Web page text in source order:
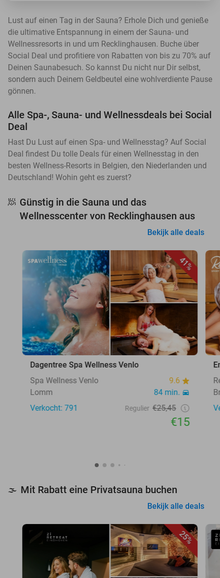
Lust auf einen Tag in der Sauna? Erhole Dich und genieße
die ultimative Entspannung in einem der Sauna- und
Wellnessresorts in und um Recklinghausen. Buche über
Social Deal und profitiere von Rabatten von bis zu 70% auf
Deinen Saunabesuch. So kannst Du nicht nur Dir selbst,
sondern auch Deinem Geldbeutel eine wohlverdiente Pause
gönnen.
Alle Spa-, Sauna- und Wellnessdeals bei Social
Deal
Hast Du Lust auf einen Spa- und Wellnesstag? Auf Social
Deal findest Du tolle Deals für einen Wellnesstag in den
besten Wellness-Resorts in Belgien, den Niederlanden und
Deutschland! Wohin geht es zuerst?
🧖 Günstig in die Sauna und das
Wellnesscenter von Recklinghausen aus
Bekijk alle deals
41%
Dagentree Spa Wellness Venlo
Spa Wellness Venlo
9.6
Lomm
84 min.
Verkocht: 791
Regulier €25,45
€15
🌫️ Mit Rabatt eine Privatsauna buchen
Bekijk alle deals
25%